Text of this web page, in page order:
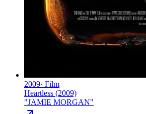
2009· Film
Heartless (2009)
"JAMIE MORGAN"